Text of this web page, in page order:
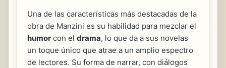
Una de las características más destacadas de la
obra de Manzini es su habilidad para mezclar el
humor con el drama, lo que da a sus novelas
un toque único que atrae a un amplio espectro
de lectores. Su forma de narrar, con diálogos